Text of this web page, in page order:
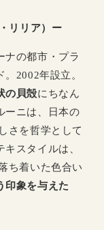
リリア）ー
ナの都市・プラ
2002年設立。
の貝殻にちなん
ーニは、日本の
さを哲学として
スタイルは、
ち着いた色合い
印象を与えた